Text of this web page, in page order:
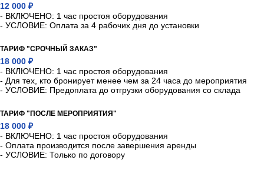
12 000 ₽
- ВКЛЮЧЕНО: 1 час простоя оборудования
- УСЛОВИЕ: Оплата за 4 рабочих дня до установки
ТАРИФ "СРОЧНЫЙ ЗАКАЗ"
18 000 ₽
- ВКЛЮЧЕНО: 1 час простоя оборудования
- Для тех, кто бронирует менее чем за 24 часа до мероприятия
- УСЛОВИЕ: Предоплата до отгрузки оборудования со склада
ТАРИФ "ПОСЛЕ МЕРОПРИЯТИЯ"
18 000 ₽
- ВКЛЮЧЕНО: 1 час простоя оборудования
- Оплата производится после завершения аренды
- УСЛОВИЕ: Только по договору